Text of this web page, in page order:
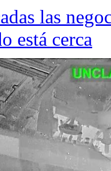
las
está cerca